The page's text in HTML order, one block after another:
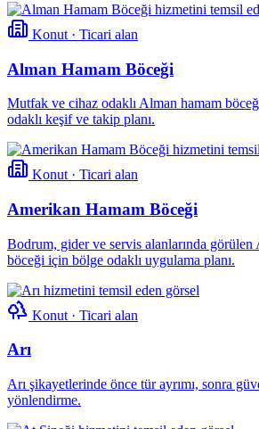
Konut · Ticari alan
Alman Hamam Böceği
Mutfak ve cihaz odaklı Alman hamam
odaklı keşif ve takip planı.
Konut · Ticari alan
Amerikan Hamam Böceği
Bodrum, gider ve servis alanlarında görülen
böceği için bölge odaklı uygulama planı.
Konut · Ticari alan
Arı
Arı şikayetlerinde önce tür ayrımı, sonra
yönlendirme.